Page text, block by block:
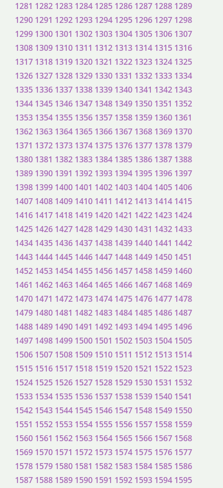
1281 1282 1283 1284 1285 1286 1287 1288 1289
1290 1291 1292 1293 1294 1295 1296 1297 1298
1299 1300 1301 1302 1303 1304 1305 1306 1307
1308 1309 1310 1311 1312 1313 1314 1315 1316
1317 1318 1319 1320 1321 1322 1323 1324 1325
1326 1327 1328 1329 1330 1331 1332 1333 1334
1335 1336 1337 1338 1339 1340 1341 1342 1343
1344 1345 1346 1347 1348 1349 1350 1351 1352
1353 1354 1355 1356 1357 1358 1359 1360 1361
1362 1363 1364 1365 1366 1367 1368 1369 1370
1371 1372 1373 1374 1375 1376 1377 1378 1379
1380 1381 1382 1383 1384 1385 1386 1387 1388
1389 1390 1391 1392 1393 1394 1395 1396 1397
1398 1399 1400 1401 1402 1403 1404 1405 1406
1407 1408 1409 1410 1411 1412 1413 1414 1415
1416 1417 1418 1419 1420 1421 1422 1423 1424
1425 1426 1427 1428 1429 1430 1431 1432 1433
1434 1435 1436 1437 1438 1439 1440 1441 1442
1443 1444 1445 1446 1447 1448 1449 1450 1451
1452 1453 1454 1455 1456 1457 1458 1459 1460
1461 1462 1463 1464 1465 1466 1467 1468 1469
1470 1471 1472 1473 1474 1475 1476 1477 1478
1479 1480 1481 1482 1483 1484 1485 1486 1487
1488 1489 1490 1491 1492 1493 1494 1495 1496
1497 1498 1499 1500 1501 1502 1503 1504 1505
1506 1507 1508 1509 1510 1511 1512 1513 1514
1515 1516 1517 1518 1519 1520 1521 1522 1523
1524 1525 1526 1527 1528 1529 1530 1531 1532
1533 1534 1535 1536 1537 1538 1539 1540 1541
1542 1543 1544 1545 1546 1547 1548 1549 1550
1551 1552 1553 1554 1555 1556 1557 1558 1559
1560 1561 1562 1563 1564 1565 1566 1567 1568
1569 1570 1571 1572 1573 1574 1575 1576 1577
1578 1579 1580 1581 1582 1583 1584 1585 1586
1587 1588 1589 1590 1591 1592 1593 1594 1595